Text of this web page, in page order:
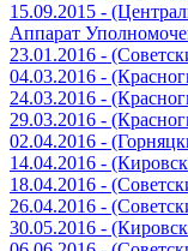
15.09.2015 -
Аппарат
23.01.2016 -
04.03.2016 -
24.03.2016 -
29.03.2016 -
02.04.2016 -
14.04.2016 -
18.04.2016 -
26.04.2016 -
30.05.2016 -